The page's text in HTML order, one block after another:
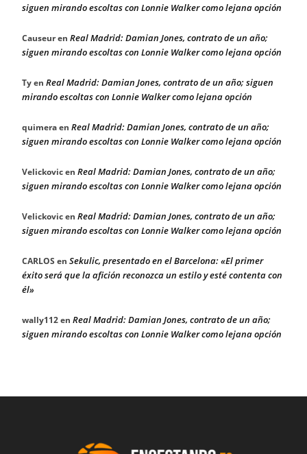
siguen mirando escoltas con Lonnie Walker como lejana opción
Causeuren Real Madrid: Damian Jones, contrato de un año;
siguen mirando escoltas con Lonnie Walker como lejana opción
Tyen Real Madrid: Damian Jones, contrato de un año; siguen
mirando escoltas con Lonnie Walker como lejana opción
quimeraen Real Madrid: Damian Jones, contrato de un año;
siguen mirando escoltas con Lonnie Walker como lejana opción
Velickovicen Real Madrid: Damian Jones, contrato de un año;
siguen mirando escoltas con Lonnie Walker como lejana opción
Velickovicen Real Madrid: Damian Jones, contrato de un año;
siguen mirando escoltas con Lonnie Walker como lejana opción
CARLOS en Sekulic, presentado en el Barcelona: «El primer
éxito será que la afición reconozca un estilo y esté contenta con
él»
wally112en Real Madrid: Damian Jones, contrato de un año;
siguen mirando escoltas con Lonnie Walker como lejana opción